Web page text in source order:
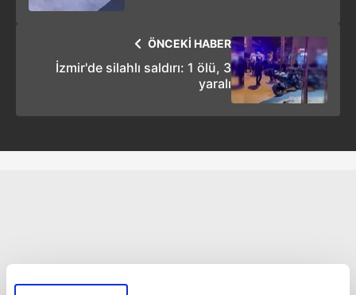
ÖNCEKİ HABER
İzmir'de silahlı saldırı: 1 ölü, 3
yaralı